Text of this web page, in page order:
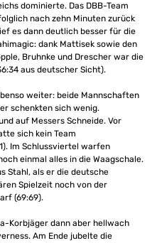
dominierte. Das DBB-Team
nach zehn Minuten zurück
es dann deutlich besser für die
dank Mattisek sowie den
Bruhnke und Drescher war die
aus deutscher Sicht).
weiter: beide Mannschaften
schenkten sich wenig.
auf Messers Schneide. Vor
sich kein Team
Im Schlussviertel warfen
einmal alles in die Waagschale.
Stahl, als er die deutsche
Spielzeit noch von der
(69:69).
Korbjäger dann aber hellwach
Am Ende jubelte die